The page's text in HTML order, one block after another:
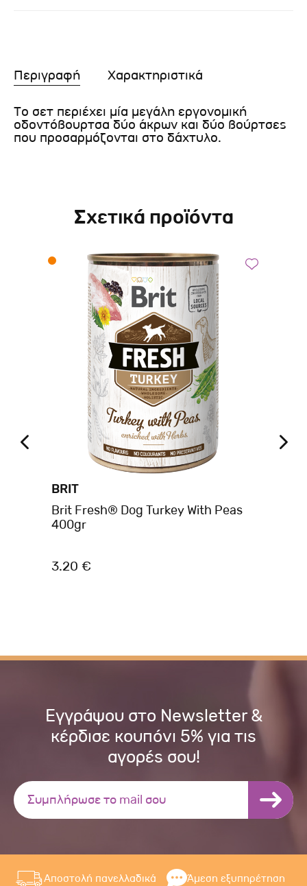
Περιγραφή Χαρακτηριστικά
Το σετ περιέχει μία μεγάλη εργονομική
οδοντόβουρτσα δύο άκρων και δύο βούρτσες
που προσαρμόζονται στο δάχτυλο.
Σχετικά προϊόντα
BRIT
Brit Fresh® Dog Turkey With Peas
400gr
3.20 €
Εγγράψου στο Newsletter &
κέρδισε κουπόνι 5% για τις
αγορές σου!
Αποστολή πανελλαδικά Άμεση εξυπηρέτηση